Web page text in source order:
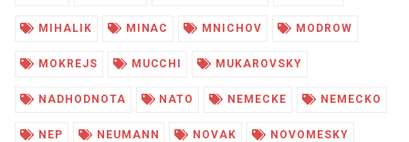
MIHALIK MINAC MNICHOV MODROW
MOKREJS MUCCHI MUKAROVSKY
NADHODNOTA NATO NEMECKE NEMECKO
NEP NEUMANN NOVAK NOVOMESKY